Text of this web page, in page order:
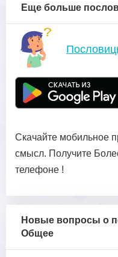
Еще больше
Скачайте мобильное
смысл. Получите
телефоне !
Новые вопросы о
Общее